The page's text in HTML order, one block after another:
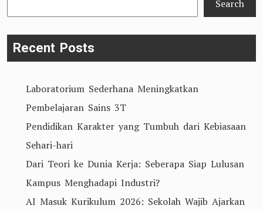
Search
Recent Posts
Laboratorium Sederhana Meningkatkan
Pembelajaran Sains 3T
Pendidikan Karakter yang Tumbuh dari Kebiasaan
Sehari-hari
Dari Teori ke Dunia Kerja: Seberapa Siap Lulusan
Kampus Menghadapi Industri?
AI Masuk Kurikulum 2026: Sekolah Wajib Ajarkan